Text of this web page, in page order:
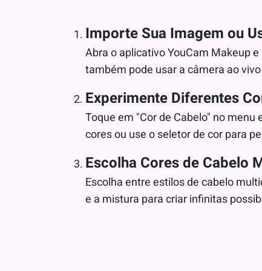
Importe Sua Imagem ou
Abra o aplicativo YouCam Makeup
também pode usar a câmera ao
Experimente Diferentes
Toque em "Cor de Cabelo" no
cores ou use o seletor de cor para
Escolha Cores de Cabelo
Escolha entre estilos de cabelo
e a mistura para criar infinitas